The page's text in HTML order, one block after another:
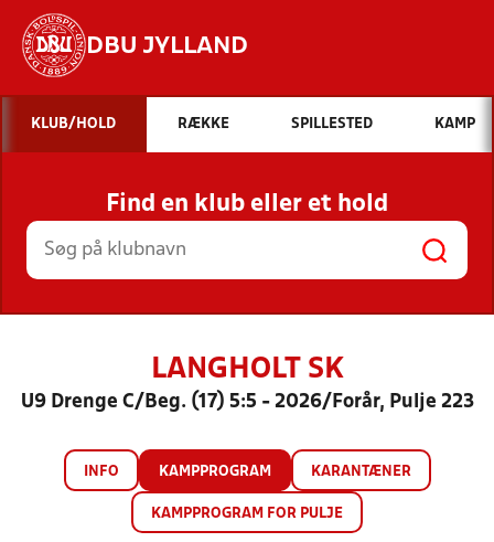
DBU JYLLAND
Hvad vil du søge efter?
INDHOLD OG NYHEDER
STILLINGER, RESULTATER, KLUBBER OG
HOLD
KLUB/HOLD RÆKKE SPILLESTED KAMP
Find en klub eller et hold
LANGHOLT SK
U9 Drenge C/Beg. (17) 5:5 - 2026/Forår, Pulje 223
INFO KAMPPROGRAM KARANTÆNER
KAMPPROGRAM FOR PULJE